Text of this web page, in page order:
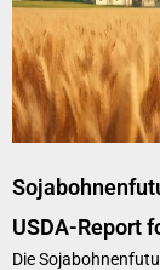
USDA-Report
Die